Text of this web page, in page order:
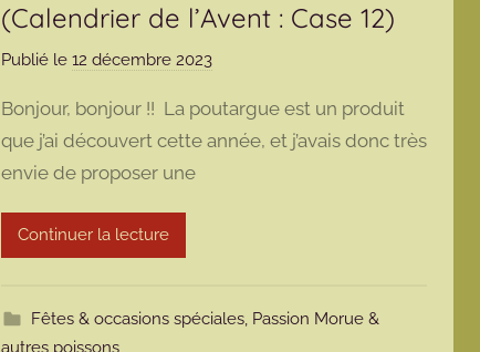
(Calendrier de l’Avent : Case 12)
Publié le 12 décembre 2023p
r
m
t
Bonjour, bonjour !! La poutargue est un produit
que j’ai découvert cette année, et j’avais donc très
envie de proposer une
Continuer la lecture
Fêtes & occasions spéciales, Passion Morue &
autres poissons